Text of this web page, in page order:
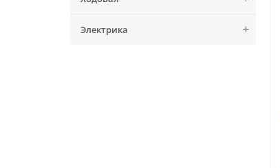
Электрика